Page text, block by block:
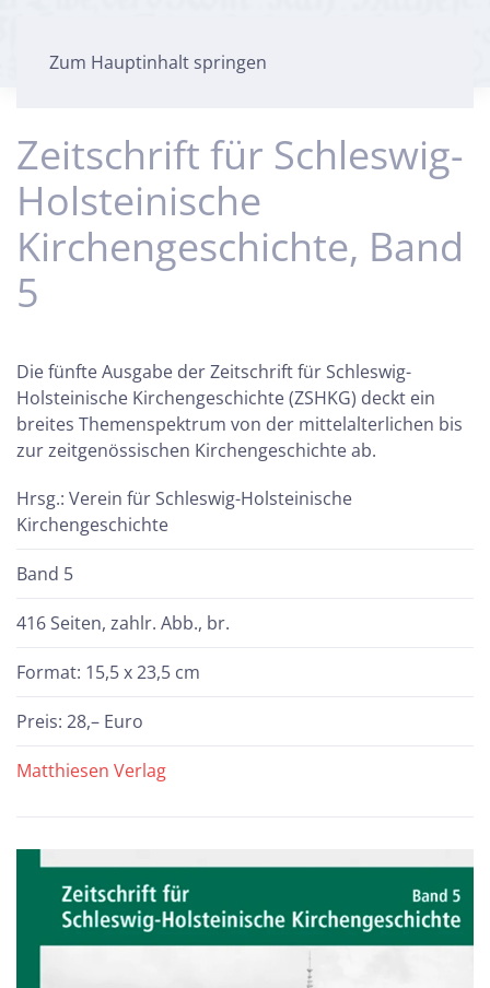
Zum Hauptinhalt springen
Zeitschrift für Schleswig-
Holsteinische
Kirchengeschichte, Band
5
Die fünfte Ausgabe der Zeitschrift für Schleswig-
Holsteinische Kirchengeschichte (ZSHKG) deckt ein
breites Themenspektrum von der mittelalterlichen bis
zur zeitgenössischen Kirchengeschichte ab.
Hrsg.: Verein für Schleswig-Holsteinische
Kirchengeschichte
Band 5
416 Seiten, zahlr. Abb., br.
Format: 15,5 x 23,5 cm
Preis: 28,– Euro
Matthiesen Verlag